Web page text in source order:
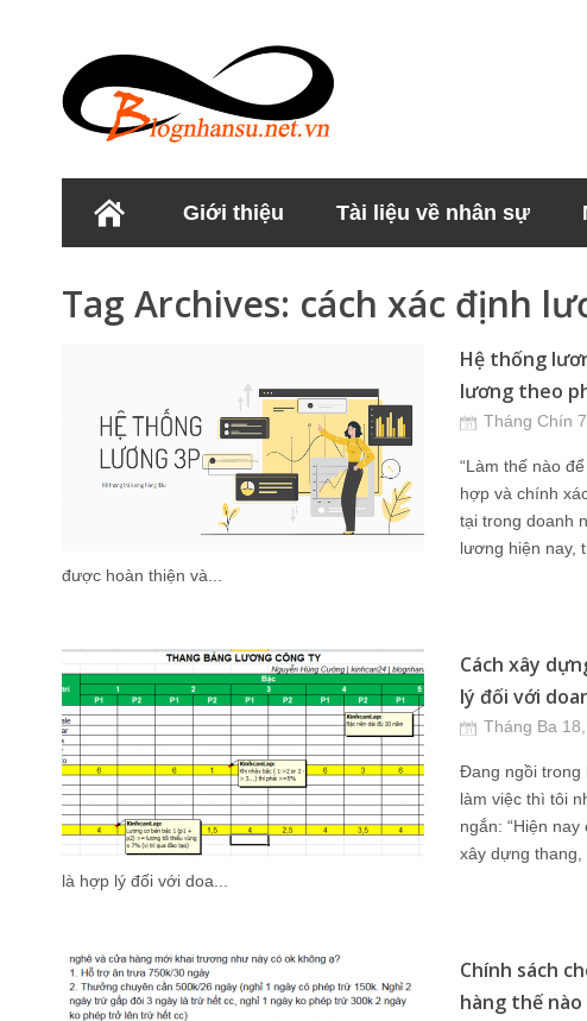
Giới thiệu Tài liệu về nhân sự
Tag Archives: cách xác định
Hệ thống
lương theo
Tháng Chín
“Làm thế nào
hợp và chính
tại trong doanh
lương hiện nay,
được hoàn thiện và...
Cách xây
lý đối với
Tháng Ba
Đang ngồi trong
làm việc thì tôi
ngắn: “Hiện
xây dựng
là hợp lý đối với doa...
Chính sách
hàng thế nào